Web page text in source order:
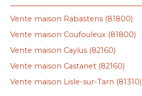
Vente maison Rabastens (81800)
Vente maison Coufouleux (81800)
Vente maison Caylus (82160)
Vente maison Castanet (82160)
Vente maison Lisle-sur-Tarn (81310)